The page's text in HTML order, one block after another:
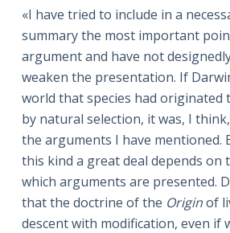
«I have tried to include in a
summary the most important
argument and have not
weaken the presentation. If
world that species had
by natural selection, it was, I
the arguments I have mentioned.
this kind a great deal depends on
which arguments are presented.
that the doctrine of the Originof
descent with modification, even if